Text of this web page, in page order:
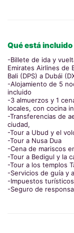
Qué está incluido
-Billete de ida y
Emirates Airlines de
Bali (DPS) a Dubái
-Alojamiento de 5
incluido
-3 almuerzos y 1
locales, con cocina
-Transferencias de
ciudad,
-Tour a Ubud y el
-Tour a Nusa Dua
-Cena de mariscos
-Tour a Bedigul y la
-Tour a los templos
-Servicios de guía y
-Impuestos
-Seguro de